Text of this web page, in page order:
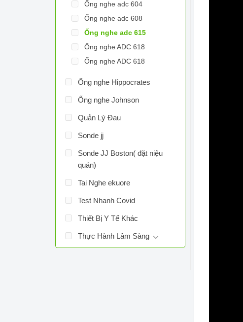
Ống nghe adc 604
Ống nghe adc 608
Ống nghe adc 615
Ống nghe ADC 618
Ống nghe ADC 618
Ống nghe Hippocrates
Ống nghe Johnson
Quản Lý Đau
Sonde jj
Sonde JJ Boston( đặt niệu
quản)
Tai Nghe ekuore
Test Nhanh Covid
Thiết Bị Y Tế Khác
Thực Hành Lâm Sàng